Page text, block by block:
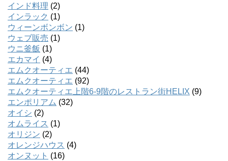
インド料理 (2)
インラック (1)
ウィーンボンボン (1)
ウェブ販売 (1)
ウニ釜飯 (1)
エカマイ (4)
エムクオーティエ (44)
エムクオーティエ (92)
エムクオーティエ上階6-9階のレストラン街HELIX (9)
エンポリアム (32)
オイシ (2)
オムライス (1)
オリジン (2)
オレンジハウス (4)
オンヌット (16)